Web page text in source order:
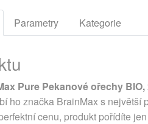
Parametry Kategorie
Pure Pekanové ořechy
ho značka BrainMax s
cenu, produkt pořídíte